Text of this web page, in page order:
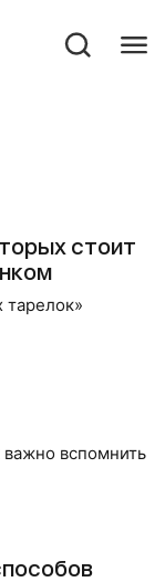
стоит
вспомнить